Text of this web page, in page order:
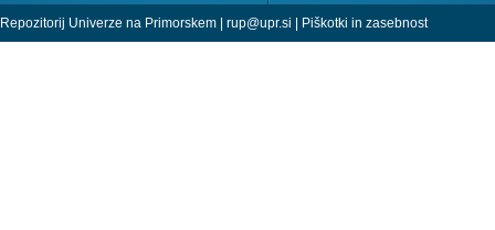
Repozitorij Univerze na Primorskem | rup@upr.si | Piškotki in zasebnost